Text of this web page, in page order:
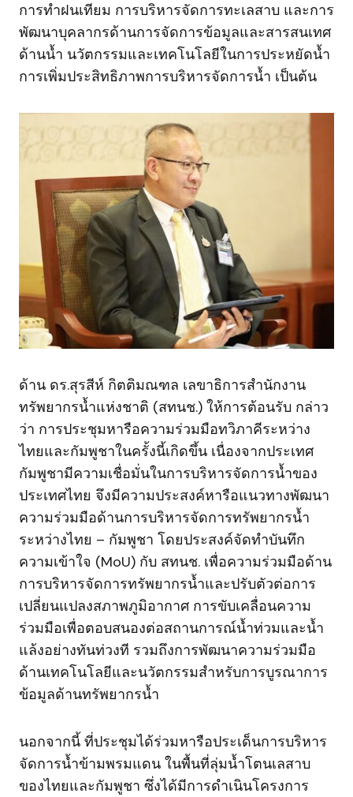
การทำฝนเทียม การบริหารจัดการทะเลสาบ และการ
พัฒนาบุคลากรด้านการจัดการข้อมูลและสารสนเทศ
ด้านน้ำ นวัตกรรมและเทคโนโลยีในการประหยัดน้ำ
การเพิ่มประสิทธิภาพการบริหารจัดการน้ำ เป็นต้น
ด้าน ดร.สุรสีห์ กิตติมณฑล เลขาธิการสำนักงาน
ทรัพยากรน้ำแห่งชาติ (สทนช.) ให้การต้อนรับ กล่าว
ว่า การประชุมหารือความร่วมมือทวิภาคีระหว่าง
ไทยและกัมพูชาในครั้งนี้เกิดขึ้น เนื่องจากประเทศ
กัมพูชามีความเชื่อมั่นในการบริหารจัดการน้ำของ
ประเทศไทย จึงมีความประสงค์หารือแนวทางพัฒนา
ความร่วมมือด้านการบริหารจัดการทรัพยากรน้ำ
ระหว่างไทย – กัมพูชา โดยประสงค์จัดทำบันทึก
ความเข้าใจ (MoU) กับ สทนช. เพื่อความร่วมมือด้าน
การบริหารจัดการทรัพยากรน้ำและปรับตัวต่อการ
เปลี่ยนแปลงสภาพภูมิอากาศ การขับเคลื่อนความ
ร่วมมือเพื่อตอบสนองต่อสถานการณ์น้ำท่วมและน้ำ
แล้งอย่างทันท่วงที รวมถึงการพัฒนาความร่วมมือ
ด้านเทคโนโลยีและนวัตกรรมสำหรับการบูรณาการ
ข้อมูลด้านทรัพยากรน้ำ
นอกจากนี้ ที่ประชุมได้ร่วมหารือประเด็นการบริหาร
จัดการน้ำข้ามพรมแดน ในพื้นที่ลุ่มน้ำโตนเลสาบ
ของไทยและกัมพูชา ซึ่งได้มีการดำเนินโครงการ